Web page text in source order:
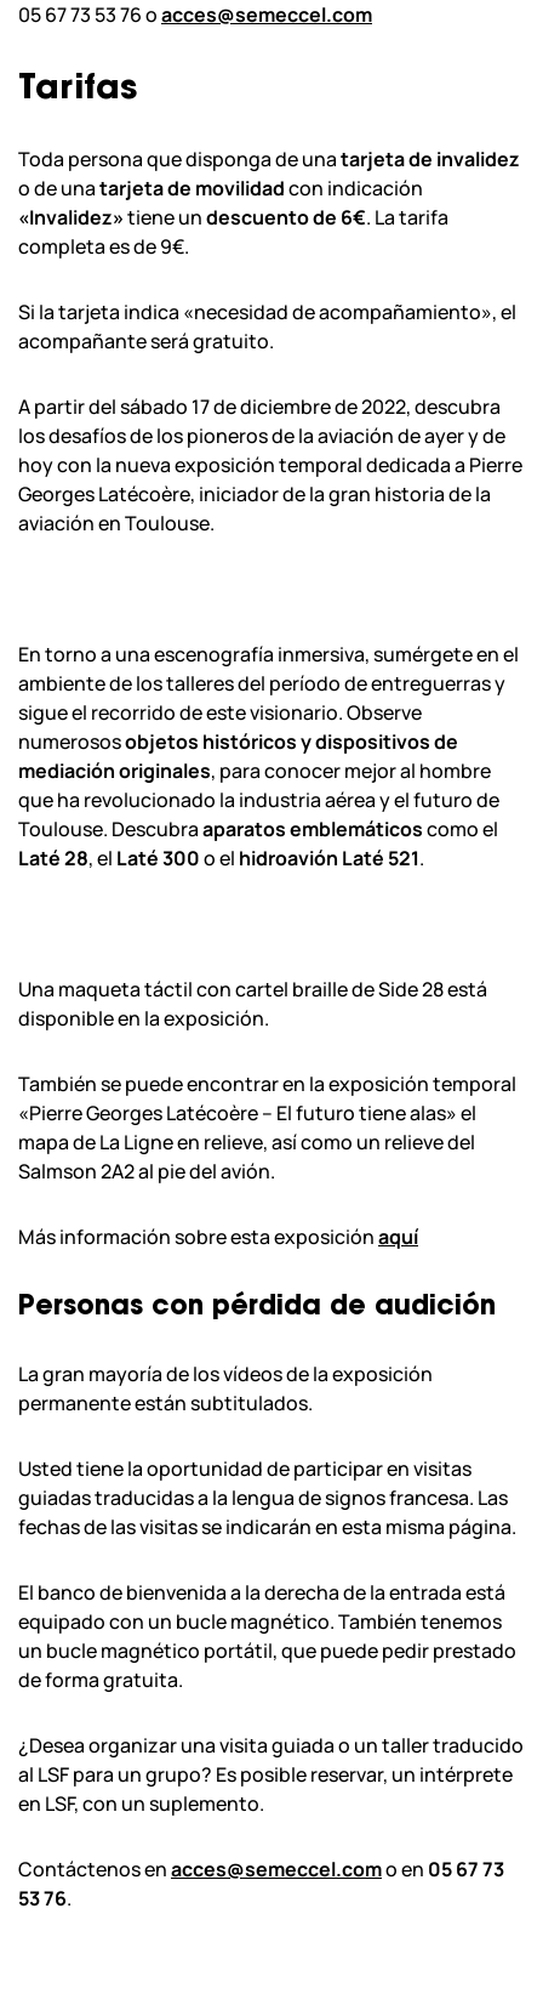
05 67 73 53 76 oacces@semeccel.com
Tarifas
Toda persona que disponga de unatarjeta de invalidez
o de unatarjeta de movilidadcon indicación
«Invalidez»tiene undescuento de 6€. La tarifa
completa es de 9€.
Si la tarjeta indica «necesidad de acompañamiento», el
acompañante será gratuito.
A partir del sábado 17 de diciembre de 2022, descubra
los desafíos de los pioneros de la aviación de ayer y de
hoy con la nueva exposición temporal dedicada a Pierre
Georges Latécoère, iniciador de la gran historia de la
aviación en Toulouse.
En torno a una escenografía inmersiva, sumérgete en el
ambiente de los talleres del período de entreguerras y
sigue el recorrido de este visionario. Observe
numerososobjetos históricos y dispositivos de
mediación originales, para conocer mejor al hombre
que ha revolucionado la industria aérea y el futuro de
Toulouse. Descubraaparatos emblemáticoscomo el
Laté 28, el Laté 300o el hidroavión Laté 521.
Una maqueta táctil con cartel braille de Side 28 está
disponible en la exposición.
También se puede encontrar en la exposición temporal
«Pierre Georges Latécoère – El futuro tiene alas» el
mapa de La Ligne en relieve, así como un relieve del
Salmson 2A2 al pie del avión.
Más información sobre esta exposiciónaquí
Personas con pérdida de audición
La gran mayoría de los vídeos de la exposición
permanente están subtitulados.
Usted tiene la oportunidad de participar en visitas
guiadas traducidas a la lengua de signos francesa. Las
fechas de las visitas se indicarán en esta misma página.
El banco de bienvenida a la derecha de la entrada está
equipado con un bucle magnético. También tenemos
un bucle magnético portátil, que puede pedir prestado
de forma gratuita.
¿Desea organizar una visita guiada o un taller traducido
al LSF para un grupo? Es posible reservar, un intérprete
en LSF, con un suplemento.
Contáctenos enacces@semeccel.como en 05 67 73
53 76.